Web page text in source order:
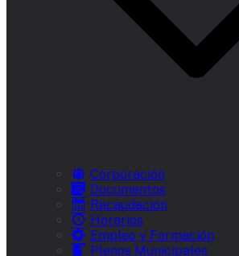
Corporación
Documentos
Recaudación
Horarios
Empleo y Formación
Plenos Municipales